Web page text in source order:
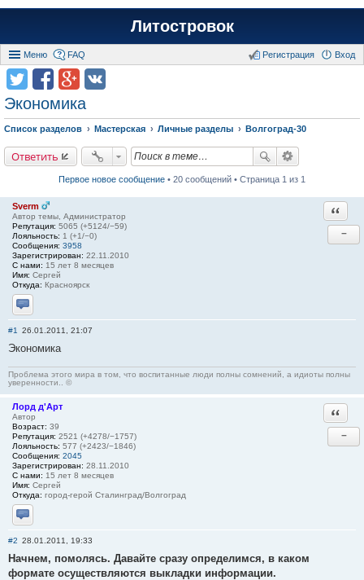
Литостровок
Меню FAQ Вход
Регистрация
Экономика
Список разделов Мастерская Личные разделы Волгоград-30
Ответить
Первое новое сообщение • 20 сообщений • Страница 1 из 1
Sverm
Автор темы, Администратор
Репутация: 5065 (+5124/−59)
Лояльность: 1 (+1/−0)
Сообщения: 3958
Зарегистрирован: 22.11.2010
С нами: 15 лет 8 месяцев
Имя: Сергей
Откуда: Красноярск
Отправить личное сообщение
−
#1 26.01.2011, 21:07
Экономика
Проблема этого мира в том, что воспитанные люди полны сомнений, а идиоты полны
уверенности.. ©
Лорд д'Арт
Автор
Возраст: 39
Репутация: 2521 (+4278/−1757)
Лояльность: 577 (+2423/−1846)
Сообщения: 2045
Зарегистрирован: 28.11.2010
С нами: 15 лет 8 месяцев
Имя: Сергей
Откуда: город-герой Сталинград/Волгоград
Отправить личное сообщение
−
#2 28.01.2011, 19:33
Начнем, помолясь. Давайте сразу определимся, в каком
формате осуществляются выкладки информации.